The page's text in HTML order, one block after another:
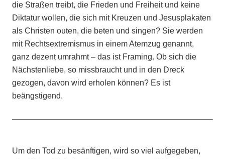
die Straßen treibt, die Frieden und Freiheit und keine
Diktatur wollen, die sich mit Kreuzen und Jesusplakaten
als Christen outen, die beten und singen? Sie werden
mit Rechtsextremismus in einem Atemzug genannt,
ganz dezent umrahmt – das ist Framing. Ob sich die
Nächstenliebe, so missbraucht und in den Dreck
gezogen, davon wird erholen können? Es ist
beängstigend.
Um den Tod zu besänftigen, wird so viel aufgegeben,